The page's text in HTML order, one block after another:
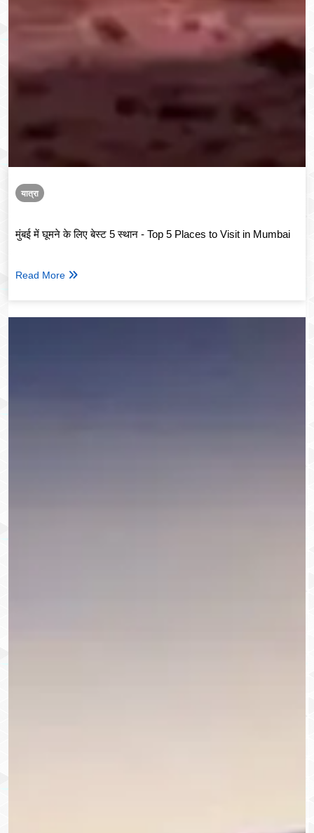
यात्रा
मुंबई में घूमने के लिए बेस्ट 5 स्थान - Top 5 Places to Visit in Mumbai
Read More